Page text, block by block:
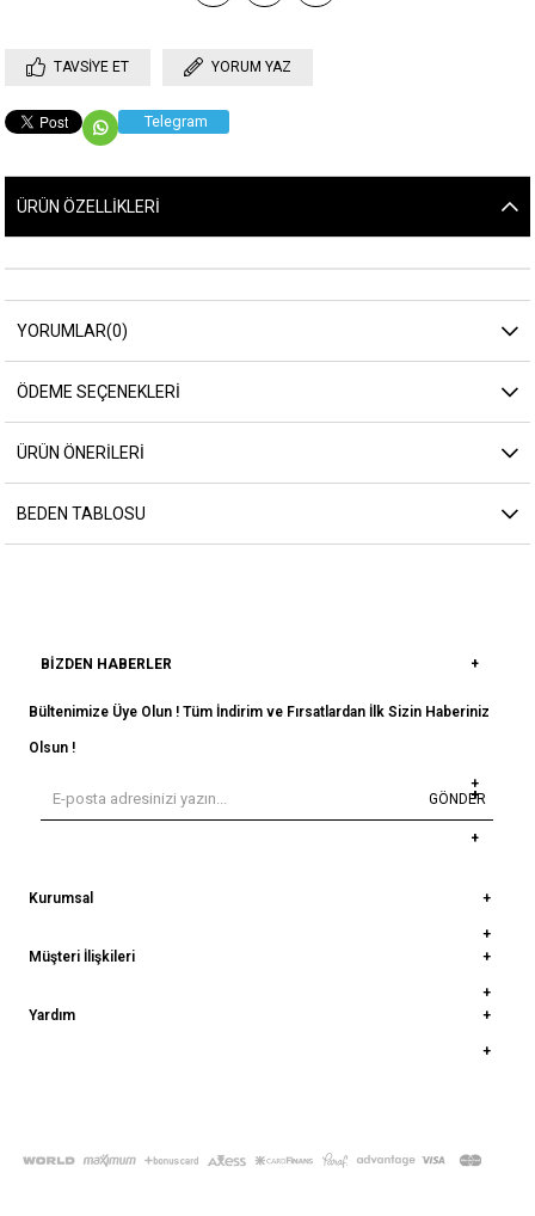
TAVSIYE ET YORUM YAZ
Telegram
ÜRÜN ÖZELLIKLERI
YORUMLAR(0)
ÖDEME SEÇENEKLERI
ÜRÜN ÖNERILERI
BEDEN TABLOSU
BIZDEN HABERLER
Bültenimize Üye Olun ! Tüm İndirim ve Fırsatlardan İlk Sizin Haberiniz
Olsun !
GÖNDER
Kurumsal
Müşteri İlişkileri
Yardım